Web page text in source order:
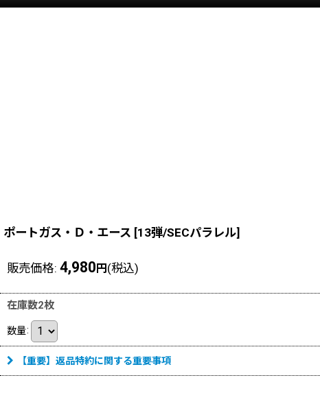
ポートガス・Ｄ・エース [13弾/SECパラレル]
販売価格: 4,980 円 (税込)
在庫数2枚
数量:
【重要】返品特約に関する重要事項